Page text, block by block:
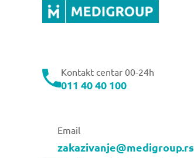
Kontakt centar 00-24h
011 40 40 100
Email
zakazivanje@medigroup.rs